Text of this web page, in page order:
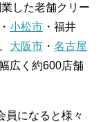
した老舗クリー
・ 小松市 ・福井
大阪市 ・ 名古屋
広く約600店舗
員になると様々